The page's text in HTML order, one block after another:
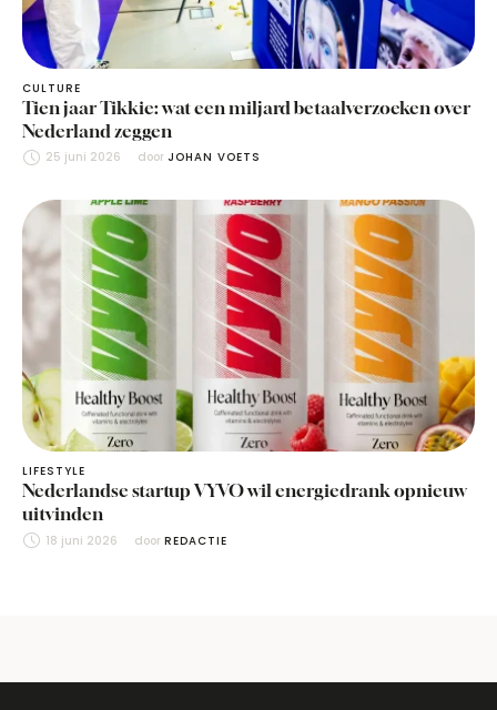
CULTURE
Tien jaar Tikkie: wat een miljard betaalverzoeken over
Nederland zeggen
25 juni 2026 door JOHAN VOETS
LIFESTYLE
Nederlandse startup VYVO wil energiedrank opnieuw
uitvinden
18 juni 2026 door REDACTIE